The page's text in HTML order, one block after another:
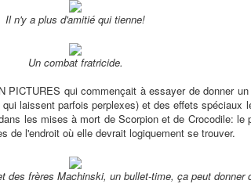
Il n'y a plus d'amitié qui tienne!
Un combat fratricide.
PICTURES qui commençait à essayer de donner
laissent parfois perplexes) et des effets spéciaux
les mises à mort de Scorpion et de Crocodile: le
de l'endroit où elle devrait logiquement se trouver.
des frères Machinski, un bullet-time, ça peut donner